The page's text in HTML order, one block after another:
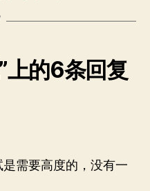
上的6条回复
需要高度的，没有一